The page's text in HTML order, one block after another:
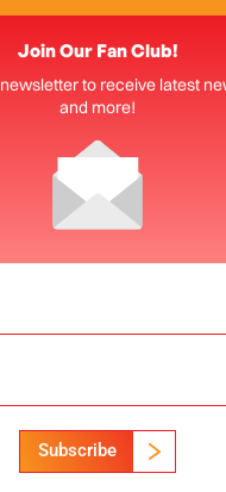
Join Our Fan Club!
to receive latest
and more!
Subscribe